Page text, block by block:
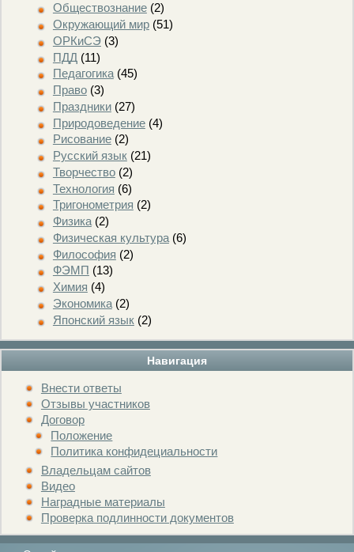
Обществознание(2)
Окружающий мир(51)
ОРКиСЭ(3)
ПДД (11)
Педагогика(45)
Право(3)
Праздники(27)
Природоведение(4)
Рисование(2)
Русский язык(21)
Творчество(2)
Технология (6)
Тригонометрия (2)
Физика(2)
Физическая культура(6)
Философия (2)
ФЭМП (13)
Химия (4)
Экономика(2)
Японский язык(2)
Навигация
Внести ответы
Отзывы участников
Договор
Положение
Политика конфидециальности
Владельцам сайтов
Видео
Наградные материалы
Проверка подлинности документов